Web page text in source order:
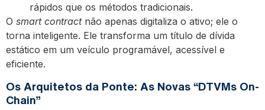
rápidos que os métodos tradicionais.
O smart contractnão apenas digitaliza o ativo; ele o
torna inteligente. Ele transforma um título de dívida
estático em um veículo programável, acessível e
eficiente.
Os Arquitetos da Ponte: As Novas “DTVMs On-
Chain”